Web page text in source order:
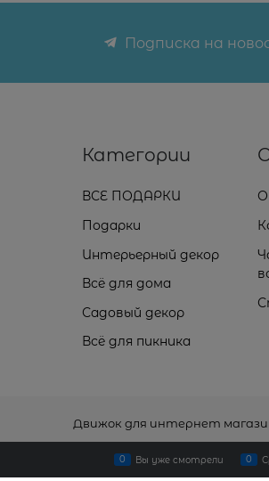
Подписка на
Категории
ВСЕ ПОДАРКИ
Подарки
Интерьерный декор
Всё для дома
Садовый декор
Всё для пикника
О
Движок для интернет
0 Вы уже смотрели 0